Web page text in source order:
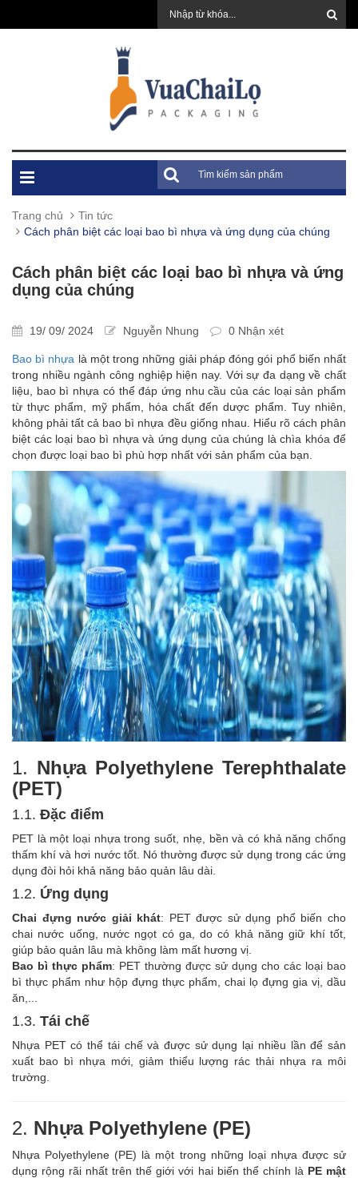
Trang chủ
Tin tức
Cách phân biệt các loại bao bì nhựa và ứng dụng của chúng
Cách phân biệt các loại bao bì nhựa và ứng
dụng của chúng
19/ 09/ 2024 Nguyễn Nhung 0 Nhận xét
Bao bì nhựa là một trong những giải pháp đóng gói phổ biến nhất
trong nhiều ngành công nghiệp hiện nay. Với sự đa dạng về chất
liệu, bao bì nhựa có thể đáp ứng nhu cầu của các loại sản phẩm
từ thực phẩm, mỹ phẩm, hóa chất đến dược phẩm. Tuy nhiên,
không phải tất cả bao bì nhựa đều giống nhau. Hiểu rõ cách phân
biệt các loại bao bì nhựa và ứng dụng của chúng là chìa khóa để
chọn được loại bao bì phù hợp nhất với sản phẩm của bạn.
1. Nhựa Polyethylene Terephthalate
(PET)
1.1. Đặc điểm
PET là một loại nhựa trong suốt, nhẹ, bền và có khả năng chống
thấm khí và hơi nước tốt. Nó thường được sử dụng trong các ứng
dụng đòi hỏi khả năng bảo quản lâu dài.
1.2. Ứng dụng
Chai đựng nước giải khát: PET được sử dụng phổ biến cho
chai nước uống, nước ngọt có ga, do có khả năng giữ khí tốt,
giúp bảo quản lâu mà không làm mất hương vị.
Bao bì thực phẩm: PET thường được sử dụng cho các loại bao
bì thực phẩm như hộp đựng thực phẩm, chai lọ đựng gia vị, dầu
ăn,...
1.3. Tái chế
Nhựa PET có thể tái chế và được sử dụng lại nhiều lần để sản
xuất bao bì nhựa mới, giảm thiểu lượng rác thải nhựa ra môi
trường.
2. Nhựa Polyethylene (PE)
Nhựa Polyethylene (PE) là một trong những loại nhựa được sử
dụng rộng rãi nhất trên thế giới với hai biến thể chính là PE mật